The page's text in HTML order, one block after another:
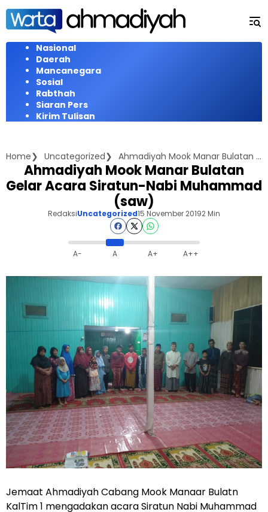
Langsung
konten
Nasional
Daerah
Mancanegara
Sosial
Rabthah
Siaran Pers
Kirim Tulisan
Home Uncategorized Ahmadiyah Mook Manar Bulatan Gelar Acara Siratun-Nabi Muhammad (saw)
Ahmadiyah Mook Manar Bulatan
Gelar Acara Siratun-Nabi Muhammad
(saw)
RedaksiUncategorized15 November 20192 Min
A- A A+ A++
Jemaat Ahmadiyah Cabang Mook Manaar Bulatn
KalTim 1 mengadakan acara Siratun Nabi Muhammad